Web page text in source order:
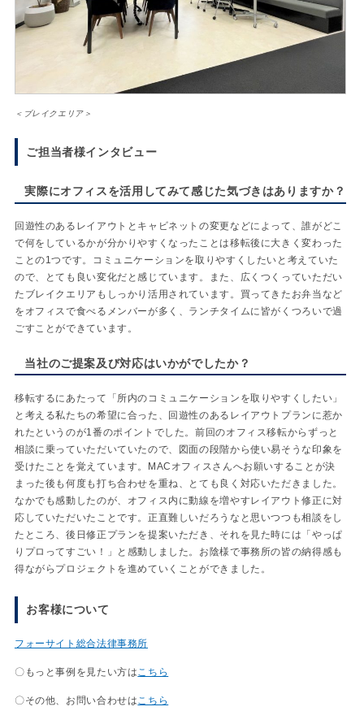
＜ブレイクエリア＞
ご担当者様インタビュー
実際にオフィスを活用してみて感じた気づきはありますか？
回遊性のあるレイアウトとキャビネットの変更などによって、誰がどこ
で何をしているかが分かりやすくなったことは移転後に大きく変わった
ことの1つです。コミュニケーションを取りやすくしたいと考えていた
ので、とても良い変化だと感じています。また、広くつくっていただい
たブレイクエリアもしっかり活用されています。買ってきたお弁当など
をオフィスで食べるメンバーが多く、ランチタイムに皆がくつろいで過
ごすことができています。
当社のご提案及び対応はいかがでしたか？
移転するにあたって「所内のコミュニケーションを取りやすくしたい」
と考える私たちの希望に合った、回遊性のあるレイアウトプランに惹か
れたというのが1番のポイントでした。前回のオフィス移転からずっと
相談に乗っていただいていたので、図面の段階から使い易そうな印象を
受けたことを覚えています。MACオフィスさんへお願いすることが決
まった後も何度も打ち合わせを重ね、とても良く対応いただきました。
なかでも感動したのが、オフィス内に動線を増やすレイアウト修正に対
応していただいたことです。正直難しいだろうなと思いつつも相談をし
たところ、後日修正プランを提案いただき、それを見た時には「やっぱ
りプロってすごい！」と感動しました。お陰様で事務所の皆の納得感も
得ながらプロジェクトを進めていくことができました。
お客様について
フォーサイト総合法律事務所
〇もっと事例を見たい方はこちら
〇その他、お問い合わせはこちら